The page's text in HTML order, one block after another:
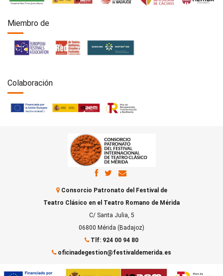
Miembro de
Colaboración
Consorcio Patronato del Festival de
Teatro Clásico en el Teatro Romano de Mérida
C/ Santa Julia, 5
06800 Mérida (Badajoz)
Tlf: 924 00 94 80
oficinadegestion@festivaldemerida.es